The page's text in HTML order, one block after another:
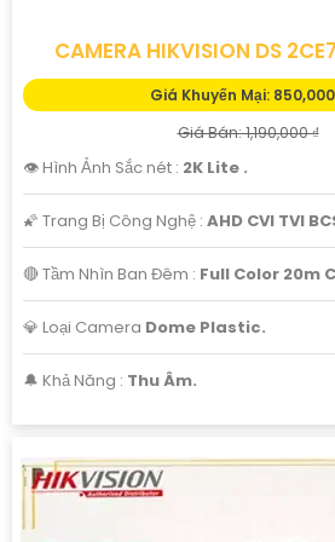
CAMERA HIKVISION DS
Giá Khuyến Mại:
Giá Bán: 1,190,000 ₫
👁 Hình Ảnh Sắc nét : 2K Lite .
🌠 Trang Bị Công Nghệ : AHD CVI TVI
🔴 Tầm Nhìn Ban Đêm : Full Color 20m
💎 Loại Camera Dome Plastic.
️🔔 Khả Năng : Thu Âm.